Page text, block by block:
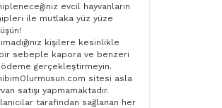
evcil hayvanların
ile mutlaka yüz yüze
kişilere kesinlikle
sebeple kapora ve benzeri
gerçekleştirmeyin.
sitesi asla
satışı yapmamaktadır.
tarafından sağlanan her